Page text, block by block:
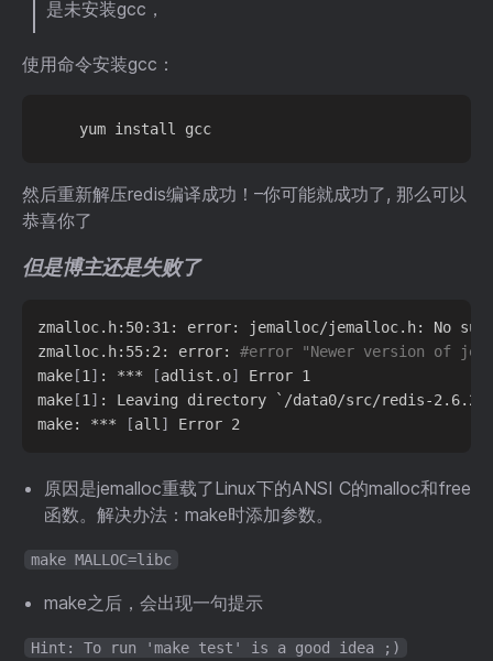
是未安装gcc，
使用命令安装gcc：
然后重新解压redis编译成功！–你可能就成功了, 那么可以
恭喜你了
但是博主还是失败了
zmalloc.h:50:31: error: jemalloc/jemalloc.h: No
zmalloc.h:55:2: error: #error "Newer version of
make [1] : *** [adlist.o]
Error 1
make [1] : Leaving directory `/data0/src/redis-
make: ***
[all]
原因是jemalloc重载了Linux下的ANSI C的malloc和free
函数。解决办法：make时添加参数。
make MALLOC=libc
make之后，会出现一句提示
Hint: To run 'make test' is a good idea ;)